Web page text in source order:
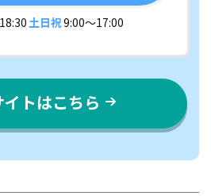
土日祝9:00〜17:00
トはこちら